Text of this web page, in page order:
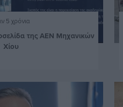
5 χρόνια
της ΑΕΝ Μηχανικών
Χίου